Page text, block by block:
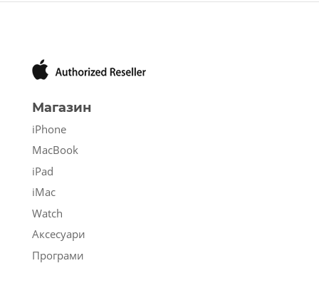
Магазин
iPhone
MacBook
iPad
iMac
Watch
Аксесуари
Програми